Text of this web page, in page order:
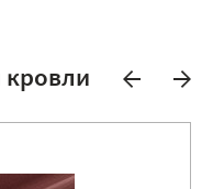
кровли